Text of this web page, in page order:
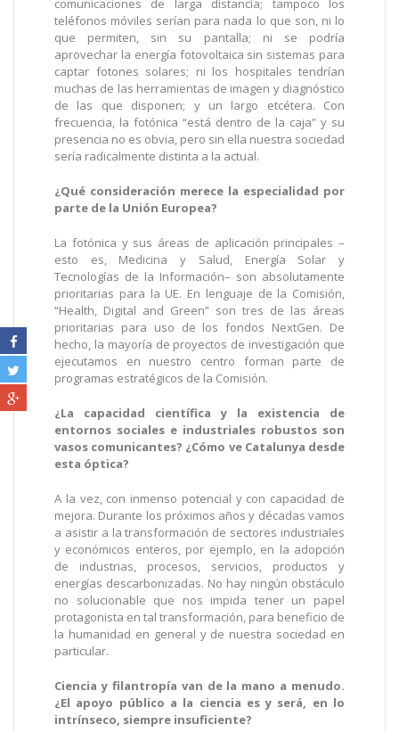
comunicaciones de larga distancia; tampoco los
teléfonos móviles serían para nada lo que son, ni lo
que permiten, sin su pantalla; ni se podría
aprovechar la energía fotovoltaica sin sistemas para
captar fotones solares; ni los hospitales tendrían
muchas de las herramientas de imagen y diagnóstico
de las que disponen; y un largo etcétera. Con
frecuencia, la fotónica “está dentro de la caja” y su
presencia no es obvia, pero sin ella nuestra sociedad
sería radicalmente distinta a la actual.
¿Qué consideración merece la especialidad por
parte de la Unión Europea?
La fotónica y sus áreas de aplicación principales –
esto es, Medicina y Salud, Energía Solar y
Tecnologías de la Información– son absolutamente
prioritarias para la UE. En lenguaje de la Comisión,
“Health, Digital and Green” son tres de las áreas
prioritarias para uso de los fondos NextGen. De
hecho, la mayoría de proyectos de investigación que
ejecutamos en nuestro centro forman parte de
programas estratégicos de la Comisión.
¿La capacidad científica y la existencia de
entornos sociales e industriales robustos son
vasos comunicantes? ¿Cómo ve Catalunya desde
esta óptica?
A la vez, con inmenso potencial y con capacidad de
mejora. Durante los próximos años y décadas vamos
a asistir a la transformación de sectores industriales
y económicos enteros, por ejemplo, en la adopción
de industrias, procesos, servicios, productos y
energías descarbonizadas. No hay ningún obstáculo
no solucionable que nos impida tener un papel
protagonista en tal transformación, para beneficio de
la humanidad en general y de nuestra sociedad en
particular.
Ciencia y filantropía van de la mano a menudo.
¿El apoyo público a la ciencia es y será, en lo
intrínseco, siempre insuficiente?